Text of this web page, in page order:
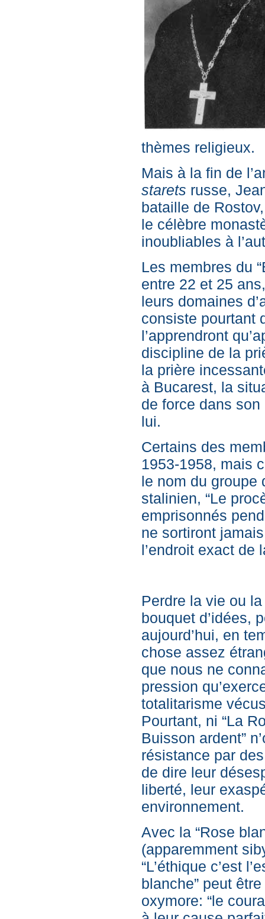
thèmes religieux.
Mais à la fin de
starets russe,
bataille de
le célèbre
inoubliables à
Les membres du
entre 22 et 25
leurs domaines
consiste pourtant
l’apprendront
discipline de la
la prière
à Bucarest, la
de force dans
lui.
Certains des
1953-1958, mais
le nom du groupe
stalinien, “Le
emprisonnés
ne sortiront
l’endroit exact de
Perdre la vie ou
bouquet d’idées,
aujourd’hui, en
chose assez
que nous ne
pression
totalitarisme
Pourtant, ni “La
Buisson ardent”
résistance par
de dire leur
liberté, leur
environnement.
Avec la “Rose
(apparemment
“L’éthique c’est
blanche” peut
oxymore: “le